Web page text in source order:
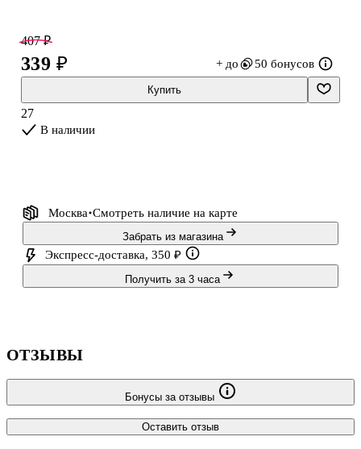
Общее у них лишь одно: стиль и актуальность;
- Толщина блока разработана с учетом ваших требований: вы
сможете брать ежедневник с собой, а также работать с ним в
офисе;
- Белая плотная бумага внутри;
407 ₽
339 ₽ + до 50 бонусов
Купить
27
В наличии
Москва Смотреть наличие на карте
Забрать из магазина
Экспресс-доставка, 350 ₽
Получить за 3 часа
ОТЗЫВЫ
Бонусы за отзывы
Оставить отзыв